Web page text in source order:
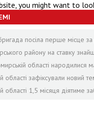
you might want to
посіла перше місце
району на ставку
області народилися
області зафіксували новий
області 1,5 місяця діятиме